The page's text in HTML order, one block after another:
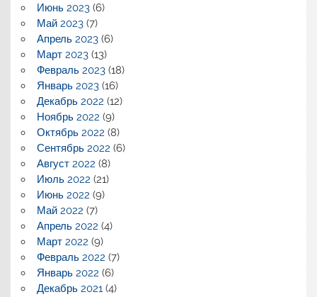
Июнь 2023(6)
Май 2023(7)
Апрель 2023(6)
Март 2023(13)
Февраль 2023(18)
Январь 2023(16)
Декабрь 2022 (12)
Ноябрь 2022 (9)
Октябрь 2022 (8)
Сентябрь 2022 (6)
Август 2022 (8)
Июль 2022 (21)
Июнь 2022 (9)
Май 2022 (7)
Апрель 2022 (4)
Март 2022 (9)
Февраль 2022 (7)
Январь 2022 (6)
Декабрь 2021(4)